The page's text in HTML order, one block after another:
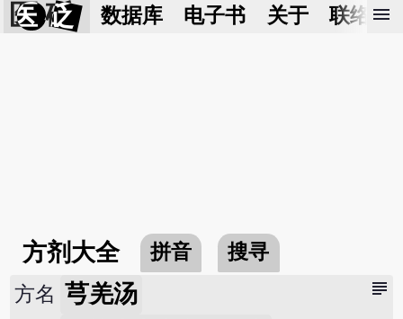
医 砭 数据库 电子书 关于 联络我
menu
方剂大全 拼音 搜寻
subject
方名 芎羌汤